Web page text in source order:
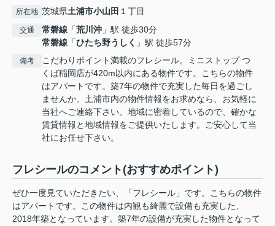
所在地 茨城県土浦市小山田 １丁目
交通 常磐線 「荒川沖 」駅 徒歩30分
常磐線 「ひたち野うしく 」駅 徒歩57分
備考
こだわりポイント満載のフレシール。ミニストップ つ
くば稲岡店が420m以内にある物件です。こちらの物件
はアパートです。築7年の物件で充実した毎日を過ごし
ませんか。土浦市内の物件情報をお求めなら、お気軽に
当社へご連絡下さい。地域に密着しているので、確かな
賃貸情報と地域情報をご提供いたします。ご安心して当
社にお任せ下さい。
フレシールのコメント(おすすめポイント)
ぜひ一度見ていただきたい、「フレシール」です。こちらの物件
はアパートです。この物件は内観も綺麗で設備も充実した、
2018年築となっています。築7年の設備が充実した物件となって